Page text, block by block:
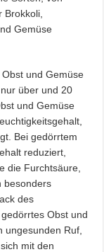
Brokkoli,
Gemüse
und Gemüse
über und 20
und Gemüse
Bei gedörrtem
reduziert,
die Furchtsäure,
besonders
des
Obst und
ungesunden Ruf,
mit den